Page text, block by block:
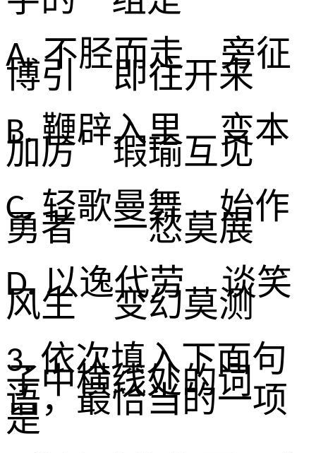
A.不胫而走 旁征
博引 即往开来
B.鞭辟入里 变本
加厉 瑕瑜互见
C.轻歌曼舞 始作
勇者 一愁莫展
D. 以逸代劳 谈笑
风生 变幻莫测
3.依次填入下面句
子中横线处的词
语，最恰当的一项
是